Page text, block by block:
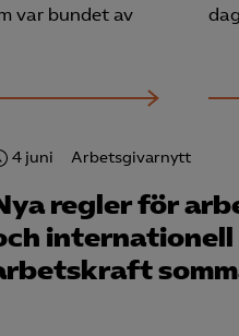
var bundet av
4 juni Arbetsgivarnytt
regler för
internationell